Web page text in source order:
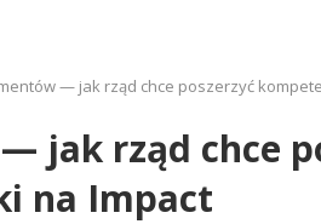
— jak rząd chce poszerzyć
jak rząd chce
na Impact